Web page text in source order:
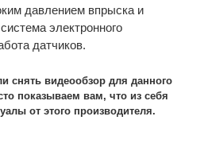
давлением впрыска и
электронного
датчиков.
снять видеообзор для данного
показываем вам, что из себя
от этого производителя.